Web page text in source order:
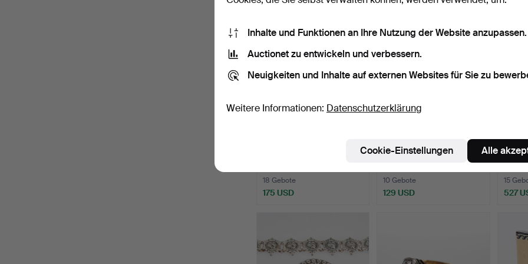
18 Gebote
175 USD
HEMDDEKORATIONEN, 2
Stück, Silber, Emaille.
10 Gebote
129 USD
15
527
Inhalte und Funktionen an Ihre Nutzung der Website anzupassen.
Auctionet zu entwickeln und verbessern.
Neuigkeiten und Inhalte auf externen Websites für Sie zu
Weitere Informationen: Datenschutzerklärung
Cookie-Einstellungen Alle